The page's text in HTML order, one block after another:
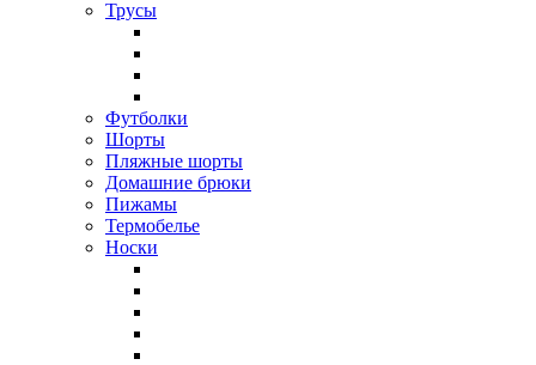
Трусы
Футболки
Шорты
Пляжные шорты
Домашние брюки
Пижамы
Термобелье
Носки